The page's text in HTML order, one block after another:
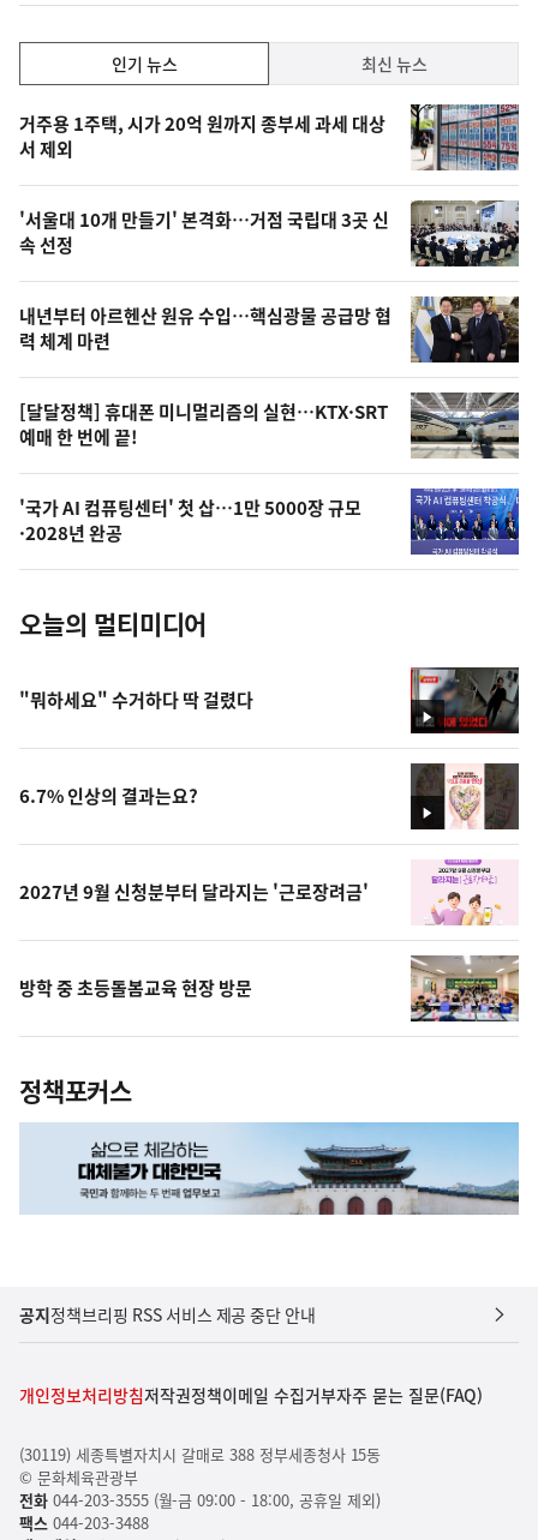
하
락
기,
최
신,
오
늘
의
영
상
오
늘
의
사
진
인기 뉴스 최신 뉴스
인
기
뉴
스
거주용 1주택, 시가 20억 원까지 종부세 과세 대상
서 제외
'서울대 10개 만들기' 본격화…거점 국립대 3곳 신
속 선정
내년부터 아르헨산 원유 수입…핵심광물 공급망 협
력 체계 마련
[달달정책] 휴대폰 미니멀리즘의 실현…KTX·SRT
예매 한 번에 끝!
'국가 AI 컴퓨팅센터' 첫 삽…1만 5000장 규모
·2028년 완공
오늘의 멀티미디어
영
상
"뭐하세요" 수거하다 딱 걸렸다
영
상
6.7% 인상의 결과는요?
2027년 9월 신청분부터 달라지는 '근로장려금'
방학 중 초등돌봄교육 현장 방문
정책포커스
공지정책브리핑 RSS 서비스 제공 중단 안내
개인정보처리방침저작권정책이메일 수집거부자주 묻는 질문(FAQ)
(30119) 세종특별자치시 갈매로 388 정부세종청사 15동
© 문화체육관광부
전화044-203-3555 (월-금 09:00 - 18:00, 공휴일 제외)
팩스044-203-3488